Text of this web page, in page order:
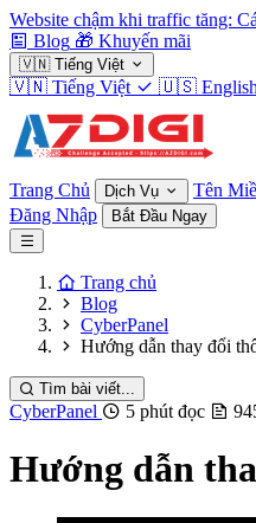
Website chậm khi traffic tăng:
Blog 🎁 Khuyến mãi
🇻🇳 Tiếng Việt
🇻🇳 Tiếng Việt 🇺🇸 English
Trang Chủ Dịch Vụ Tên
Đăng Nhập Bắt Đầu Ngay
Trang chủ
Blog
CyberPanel
Hướng dẫn thay đổi
Tìm bài viết...
CyberPanel 5 phút đọc
Hướng dẫn